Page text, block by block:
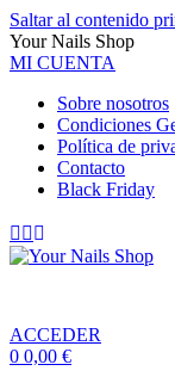
Saltar al contenido
Your Nails Shop
MI CUENTA
Sobre nosotros
Condiciones
Política de
Contacto
Black Friday
ACCEDER
0 0,00 €